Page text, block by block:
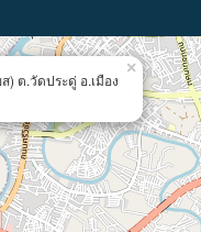
) ต.วัดประดู่ อ.เมือง
×